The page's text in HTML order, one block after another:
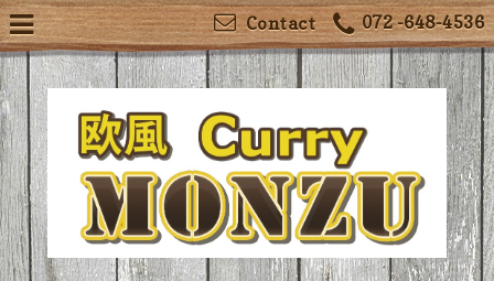
072 -648-4536
Contact